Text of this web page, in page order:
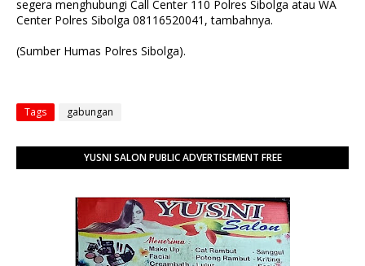
segera menghubungi Call Center 110 Polres Sibolga atau WA
Center Polres Sibolga 08116520041, tambahnya.
(Sumber Humas Polres Sibolga).
Tags gabungan
YUSNI SALON PUBLIC ADVERTISEMENT FREE